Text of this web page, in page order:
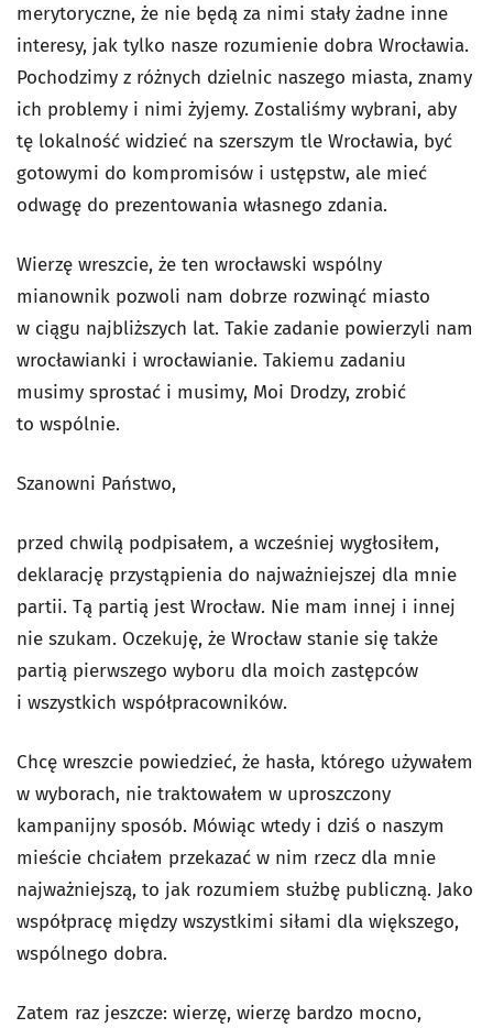
merytoryczne, że nie będą za nimi stały żadne inne
interesy, jak tylko nasze rozumienie dobra Wrocławia.
Pochodzimy z różnych dzielnic naszego miasta, znamy
ich problemy i nimi żyjemy. Zostaliśmy wybrani, aby
tę lokalność widzieć na szerszym tle Wrocławia, być
gotowymi do kompromisów i ustępstw, ale mieć
odwagę do prezentowania własnego zdania.
Wierzę wreszcie, że ten wrocławski wspólny
mianownik pozwoli nam dobrze rozwinąć miasto
w ciągu najbliższych lat. Takie zadanie powierzyli nam
wrocławianki i wrocławianie. Takiemu zadaniu
musimy sprostać i musimy, Moi Drodzy, zrobić
to wspólnie.
Szanowni Państwo,
przed chwilą podpisałem, a wcześniej wygłosiłem,
deklarację przystąpienia do najważniejszej dla mnie
partii. Tą partią jest Wrocław. Nie mam innej i innej
nie szukam. Oczekuję, że Wrocław stanie się także
partią pierwszego wyboru dla moich zastępców
i wszystkich współpracowników.
Chcę wreszcie powiedzieć, że hasła, którego używałem
w wyborach, nie traktowałem w uproszczony
kampanijny sposób. Mówiąc wtedy i dziś o naszym
mieście chciałem przekazać w nim rzecz dla mnie
najważniejszą, to jak rozumiem służbę publiczną. Jako
współpracę między wszystkimi siłami dla większego,
wspólnego dobra.
Zatem raz jeszcze: wierzę, wierzę bardzo mocno,